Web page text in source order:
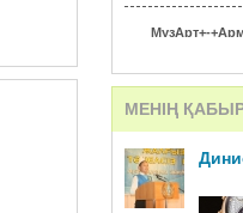
МузАрт+-
Орда+-
РЭП-ONLY
МЕНІҢ